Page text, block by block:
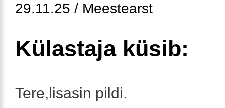
29.11.25 / Meestearst
Külastaja küsib:
Tere,lisasin pildi.